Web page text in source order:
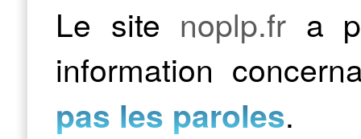
Le site noplp.fr a
information
pas les paroles.